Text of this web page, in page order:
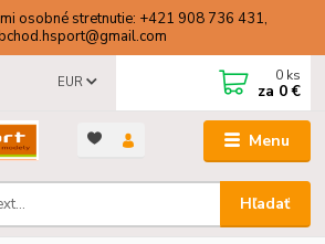
osobné stretnutie: +421 908 736 431,
Menu
EUR
Hľadať
0 ks
za 0 €